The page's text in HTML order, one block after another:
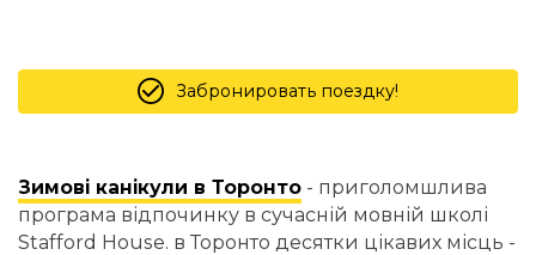
Забронировать поездку!
Зимові канікули в Торонто - приголомшлива
програма відпочинку в сучасній мовній школі
Stafford House. в Торонто десятки цікавих місць -